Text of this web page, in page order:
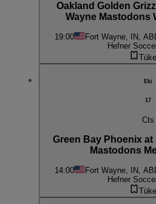
Oakland Golden
Wayne Mastodons
19:00 Fort Wayne, IN,
Hefner
Eki
17
Cts
Green Bay Phoenix
Mastodons
14:00 Fort Wayne, IN,
Hefner